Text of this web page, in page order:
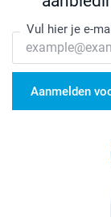
Vul hier je e-
Aanmelden